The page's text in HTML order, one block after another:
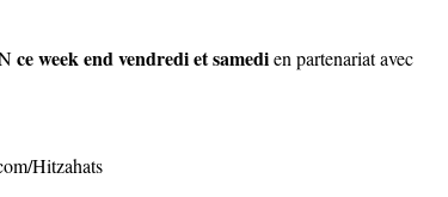
ce week end vendredi et samedien partenariat avec
Hitzahats